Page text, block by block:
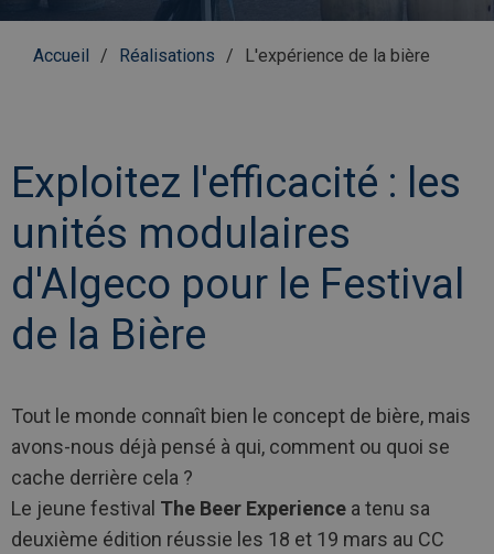
Fil
d'Ariane
Accueil Réalisations L'expérience de la bière
Exploitez l'efficacité : les
unités modulaires
d'Algeco pour le Festival
de la Bière
Tout le monde connaît bien le concept de bière, mais
avons-nous déjà pensé à qui, comment ou quoi se
cache derrière cela ?
Le jeune festival The Beer Experience a tenu sa
deuxième édition réussie les 18 et 19 mars au CC